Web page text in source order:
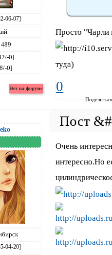
06-07]
489
0]
0]
Просто "Чарли
туда)
0
04-20]
Очень
интересно.Но